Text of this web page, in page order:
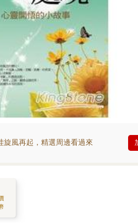
風再起，精選周邊看過來